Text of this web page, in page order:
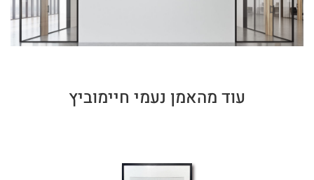
עוד מהאמן נעמי חיימוביץ